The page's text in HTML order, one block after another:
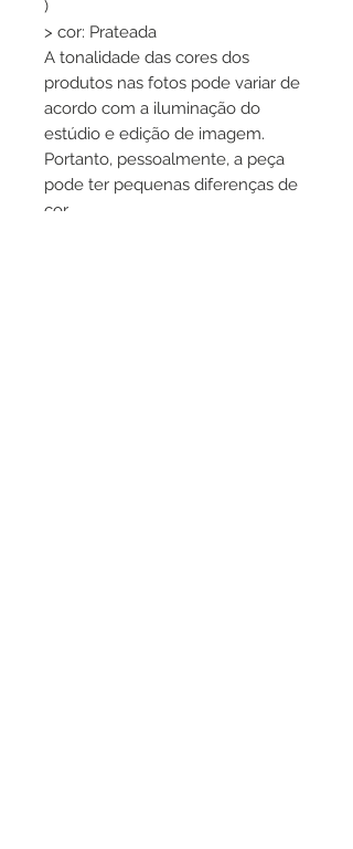
)
> cor: Prateada
A tonalidade das cores dos
produtos nas fotos pode variar de
acordo com a iluminação do
estúdio e edição de imagem.
Portanto, pessoalmente, a peça
pode ter pequenas diferenças de
cor.